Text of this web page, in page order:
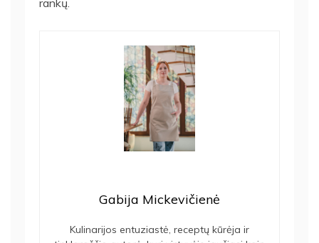
Gabija Mickevičienė
Kulinarijos entuziastė, receptų kūrėja ir